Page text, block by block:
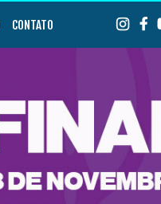
CONTATO